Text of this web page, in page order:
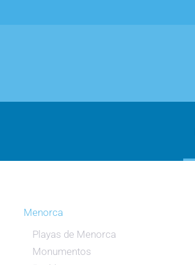
Menorca
Playas de Menorca
Monumentos